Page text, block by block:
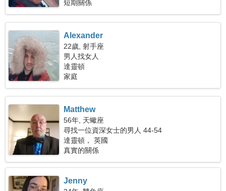
短期關係
Alexander
22歲, 射手座
男人找女人
達靈頓
家庭
Matthew
56年, 天蠍座
尋找一位資深女士的男人 44-54
達靈頓， 英國
真實的關係
Jenny